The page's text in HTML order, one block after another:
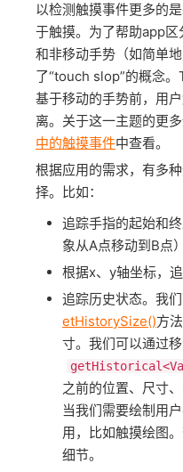
以检测触摸事件更多的
于触摸。为了帮助app区
和非移动手势（如简单
了“touch slop”的概念
基于移动的手势前，用
离。关于这一主题的更
中的触摸事件中查看。
根据应用的需求，有多
择。比如：
追踪手指的起始和
象从A点移动到B点）
根据x、y轴坐标，
追踪历史状态。我
etHistorySize()方
寸。我们可以通过
之前的位置、尺寸
当我们需要绘制用
用，比如触摸绘图
细节。